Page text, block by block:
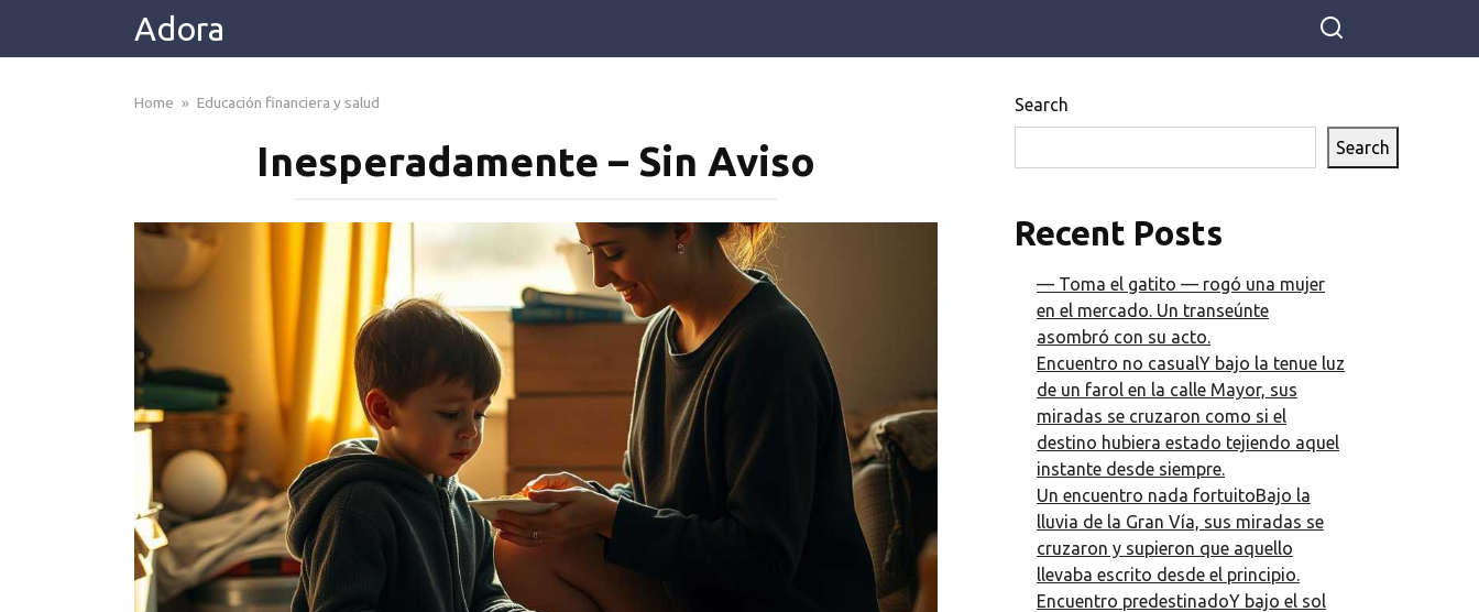
Adora
Home » Educación financiera y salud
Inesperadamente – Sin Aviso
Search
Search
Recent Posts
— Toma el gatito — rogó una mujer
en el mercado. Un transeúnte
asombró con su acto.
Encuentro no casualY bajo la tenue luz
de un farol en la calle Mayor, sus
miradas se cruzaron como si el
destino hubiera estado tejiendo aquel
instante desde siempre.
Un encuentro nada fortuitoBajo la
lluvia de la Gran Vía, sus miradas se
cruzaron y supieron que aquello
llevaba escrito desde el principio.
Encuentro predestinadoY bajo el sol